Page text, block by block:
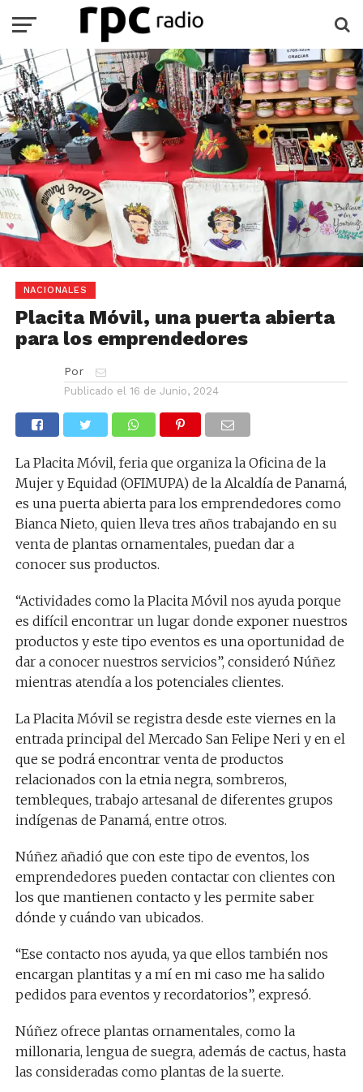
NACIONALES
Placita Móvil, una puerta abierta
para los emprendedores
Por
Publicado el 16 de Junio, 2024
La Placita Móvil, feria que organiza la Oficina de la
Mujer y Equidad (OFIMUPA) de la Alcaldía de Panamá,
es una puerta abierta para los emprendedores como
Bianca Nieto, quien lleva tres años trabajando en su
venta de plantas ornamentales, puedan dar a
conocer sus productos.
“Actividades como la Placita Móvil nos ayuda porque
es difícil encontrar un lugar donde exponer nuestros
productos y este tipo eventos es una oportunidad de
dar a conocer nuestros servicios”, consideró Núñez
mientras atendía a los potenciales clientes.
La Placita Móvil se registra desde este viernes en la
entrada principal del Mercado San Felipe Neri y en el
que se podrá encontrar venta de productos
relacionados con la etnia negra, sombreros,
tembleques, trabajo artesanal de diferentes grupos
indígenas de Panamá, entre otros.
Núñez añadió que con este tipo de eventos, los
emprendedores pueden contactar con clientes con
los que mantienen contacto y les permite saber
dónde y cuándo van ubicados.
“Ese contacto nos ayuda, ya que ellos también nos
encargan plantitas y a mí en mi caso me ha salido
pedidos para eventos y recordatorios”, expresó.
Núñez ofrece plantas ornamentales, como la
millonaria, lengua de suegra, además de cactus, hasta
las consideradas como plantas de la suerte.